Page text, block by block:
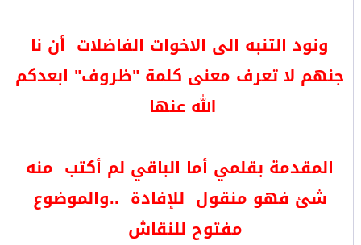
ونود التنبه الى الاخوات الفاضلات أن نا
جنهم لا تعرف معنى كلمة "ظروف" ابعدكم
الله عنها
المقدمة بقلمي أما الباقي لم أكتب منه
شئ فهو منقول للإفادة ..والموضوع
مفتوح للنقاش